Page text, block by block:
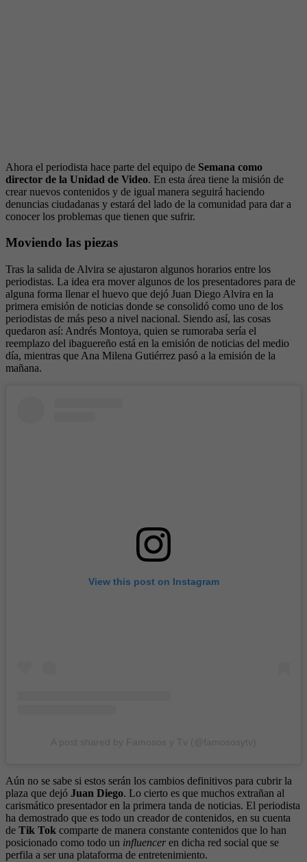
Ahora el periodista hace parte del equipo de Semana como
director de la Unidad de Video. En esta área tiene la misión de
crear nuevos contenidos y de igual manera seguirá haciendo
denuncias ciudadanas y estará del lado de la comunidad para dar a
conocer los problemas que tienen que sufrir.
Moviendo las piezas
Tras la salida de Alvira se ajustaron algunos horarios entre los
periodistas. La idea era mover algunos de los presentadores para de
alguna forma llenar el huevo que dejó Juan Diego Alvira en la
primera emisión de noticias donde se consolidó como uno de los
periodistas de más peso a nivel nacional. Siendo así, las cosas
quedaron así: Andrés Montoya, quien se rumoraba sería el
reemplazo del ibaguereño está en la emisión de noticias del medio
día, mientras que Ana Milena Gutiérrez pasó a la emisión de la
mañana.
View this post on Instagram
Aún no se sabe si estos serán los cambios definitivos para cubrir la
plaza que dejó Juan Diego. Lo cierto es que muchos extrañan al
carismático presentador en la primera tanda de noticias. El periodista
ha demostrado que es todo un creador de contenidos, en su cuenta
de Tik Tok comparte de manera constante contenidos que lo han
posicionado como todo un influencer en dicha red social que se
perfila a ser una plataforma de entretenimiento.